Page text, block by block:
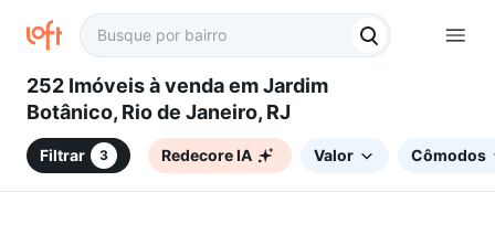
252 Imóveis à venda em Jardim
Botânico, Rio de Janeiro, RJ
Filtrar 3 Redecore IA Valor Cômodos